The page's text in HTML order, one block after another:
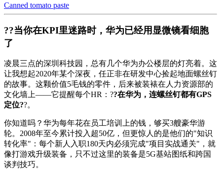
Canned tomato paste
??当你在KPI里迷路时，华为已经用显微镜看细胞
了
凌晨三点的深圳科技园，总有几个华为办公楼层的灯亮着。这
让我想起2020年某个深夜，任正非在研发中心捡起地面螺丝钉
的故事。这颗价值5毛钱的零件，后来被装裱在人力资源部的
文化墙上——它提醒每个HR：??在华为，连螺丝钉都有GPS
定位??。
你知道吗？华为每年花在员工培训上的钱，够买3艘豪华游
轮。2008年至今累计投入超50亿，但更惊人的是他们的"知识
转化率"：每个新人入职180天内必须完成"项目实战通关"，就
像打游戏升级装备，只不过这里的装备是5G基站图纸和跨国
谈判技巧。